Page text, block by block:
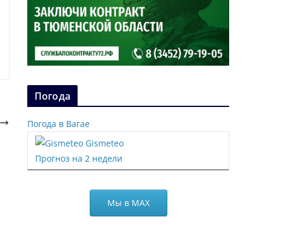
Погода
Погода в Вагае
Gismeteo
Прогноз на 2 недели
Мы в МАХ